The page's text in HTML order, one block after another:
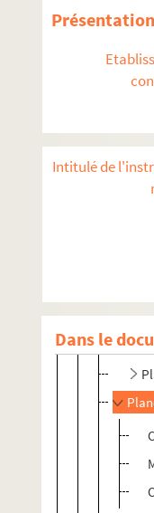
Intitulé de
Dans le